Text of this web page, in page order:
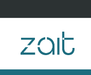
RELOJ TISSOT LE